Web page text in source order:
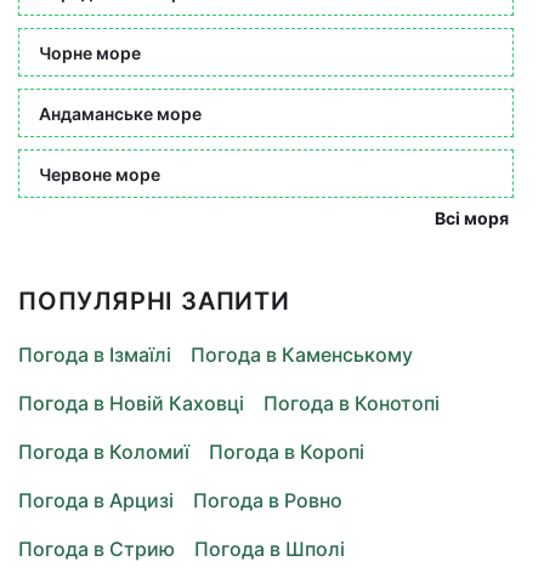
Чорне море
Андаманське море
Червоне море
Всі моря
ПОПУЛЯРНІ ЗАПИТИ
Погода в Ізмаїлі
Погода в Каменському
Погода в Новій Каховці
Погода в Конотопі
Погода в Коломиї
Погода в Коропі
Погода в Арцизі
Погода в Ровно
Погода в Стрию
Погода в Шполі